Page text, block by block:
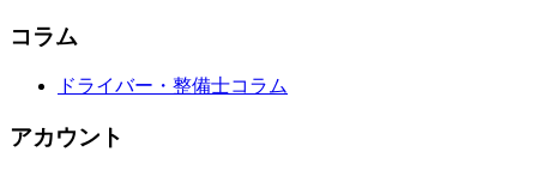
コラム
ドライバー・整備士コラム
アカウント